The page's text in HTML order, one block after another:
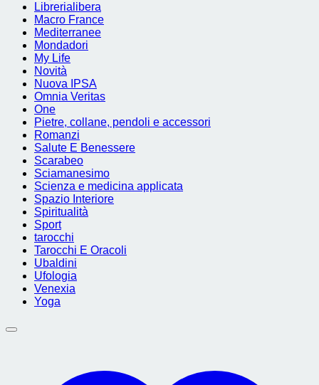
Librerialibera
Macro France
Mediterranee
Mondadori
My Life
Novità
Nuova IPSA
Omnia Veritas
One
Pietre, collane, pendoli e accessori
Romanzi
Salute E Benessere
Scarabeo
Sciamanesimo
Scienza e medicina applicata
Spazio Interiore
Spiritualità
Sport
tarocchi
Tarocchi E Oracoli
Ubaldini
Ufologia
Venexia
Yoga